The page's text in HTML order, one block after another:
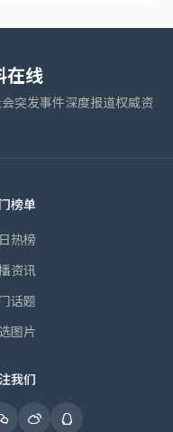
在线
突发事件深度报道权威资
榜单
热榜
资讯
话题
图片
我们